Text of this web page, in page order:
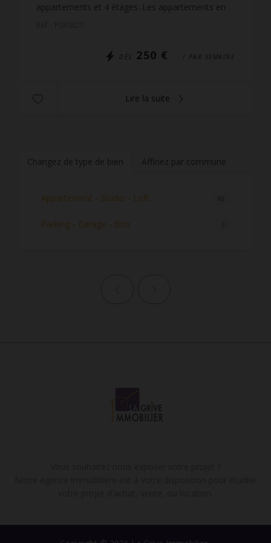
appartements et 4 étages. Les appartements en
DÈS 250 € / PAR SEMAINE
Lire la suite
Changez de type de bien Affinez par commune
Appartement - Studio - Loft
Parking - Garage - Box